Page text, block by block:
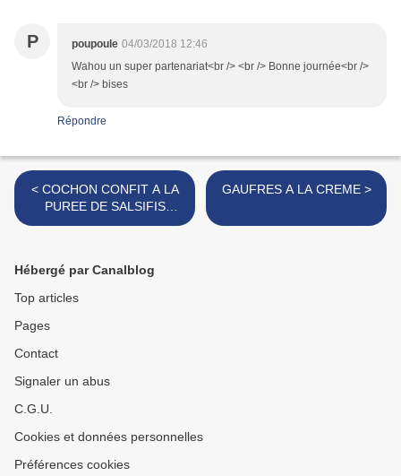
P poupoule 04/03/2018 12:46
Wahou un super partenariat<br /> <br /> Bonne journée<br />
<br /> bises
Répondre
< COCHON CONFIT A LA
PUREE DE SALSIFIS
GRILLES
GAUFRES A LA CREME >
Hébergé par Canalblog
Top articles
Pages
Contact
Signaler un abus
C.G.U.
Cookies et données personnelles
Préférences cookies